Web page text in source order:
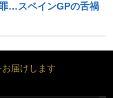
…スペインGPの舌禍
届けします